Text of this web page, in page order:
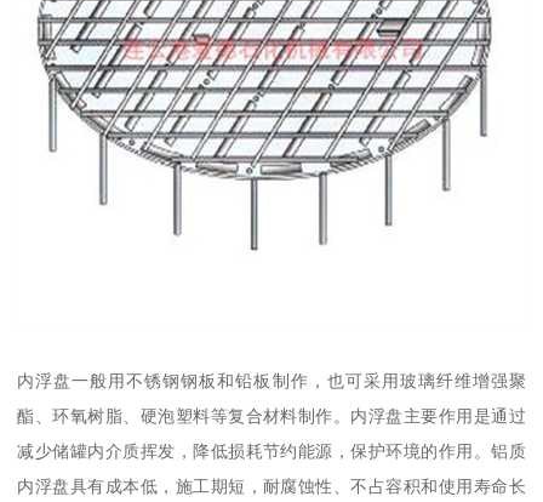
内浮盘一般用不锈钢钢板和铅板制作，也可采用玻璃纤维增强聚
酯、环氧树脂、硬泡塑料等复合材料制作。内浮盘主要作用是通过
减少储罐内介质挥发，降低损耗节约能源，保护环境的作用。铝质
内浮盘具有成本低，施工期短，耐腐蚀性、不占容积和使用寿命长